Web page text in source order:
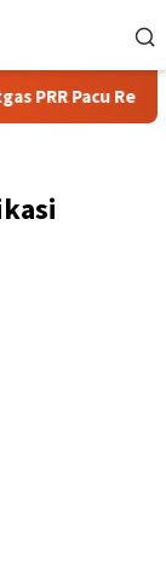
Realisasi